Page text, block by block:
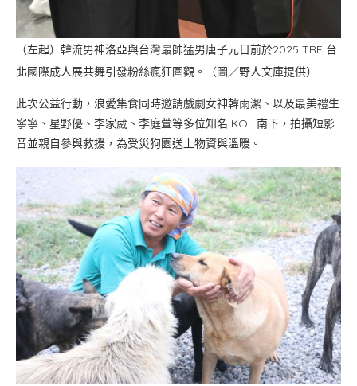
（左起）韓流男神洛亞與台灣最帥猛男唐子元日前於2025 TRE 台
北國際成人展共舞引發粉絲瘋狂圍觀。（圖／野人文庫提供）
此次公益行動，浪愛集食同時邀請戲劇女神韓雨潔、以及最美禮生
寧寧、星野優、李家葳、李庭萱等多位知名 KOL 南下，拍攝短影
音並親自參與救援，為受災狗園送上物資與溫暖。